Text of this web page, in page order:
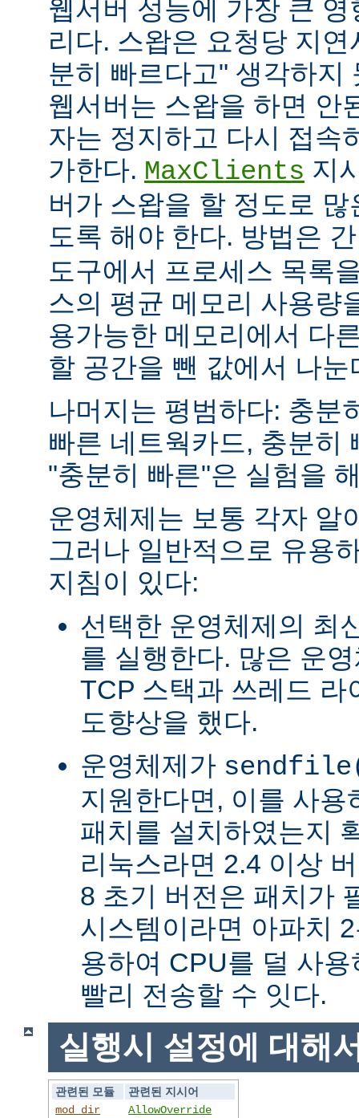
웹서버 성능에 가장 큰
리다. 스왑은 요청당 지
분히 빠르다고" 생각하지
웹서버는 스왑을 하면 안
자는 정지하고 다시 접속
가한다. MaxClients 지
버가 스왑을 할 정도로
도록 해야 한다. 방법은
도구에서 프로세스 목록
스의 평균 메모리 사용량
용가능한 메모리에서 다
할 공간을 뺀 값에서 나눈
나머지는 평범하다: 충분
빠른 네트웍카드, 충분히
"충분히 빠른"은 실험을
운영체제는 보통 각자 알
그러나 일반적으로 유용
지침이 있다:
선택한 운영체제의 최
를 실행한다. 많은 운
TCP 스택과 쓰레드 라
도향상을 했다.
운영체제가
지원한다면, 이를 사용
패치를 설치하였는지
리눅스라면 2.4 이상
8 초기 버전은 패치가
시스템이라면 아파치
용하여 CPU를 덜 사
빨리 전송할 수 잇다.
실행시 설정에 대해
관련된 모듈
관련된 지시어
mod_dir
AllowOverride